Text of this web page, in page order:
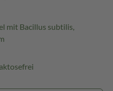
mit Bacillus subtilis,